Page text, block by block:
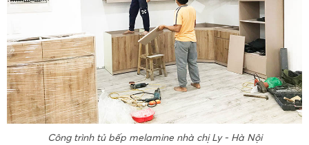
Công trình tủ bếp melamine nhà chị Ly - Hà Nội